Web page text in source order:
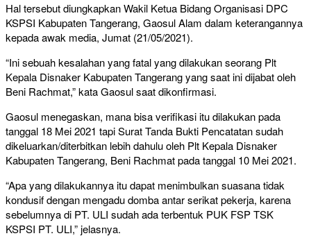
Hal tersebut diungkapkan Wakil Ketua Bidang Organisasi DPC
KSPSI Kabupaten Tangerang, Gaosul Alam dalam keterangannya
kepada awak media, Jumat (21/05/2021).
“Ini sebuah kesalahan yang fatal yang dilakukan seorang Plt
Kepala Disnaker Kabupaten Tangerang yang saat ini dijabat oleh
Beni Rachmat,” kata Gaosul saat dikonfirmasi.
Gaosul menegaskan, mana bisa verifikasi itu dilakukan pada
tanggal 18 Mei 2021 tapi Surat Tanda Bukti Pencatatan sudah
dikeluarkan/diterbitkan lebih dahulu oleh Plt Kepala Disnaker
Kabupaten Tangerang, Beni Rachmat pada tanggal 10 Mei 2021.
“Apa yang dilakukannya itu dapat menimbulkan suasana tidak
kondusif dengan mengadu domba antar serikat pekerja, karena
sebelumnya di PT. ULI sudah ada terbentuk PUK FSP TSK
KSPSI PT. ULI,” jelasnya.